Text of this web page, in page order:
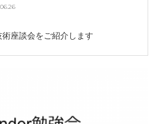
座談会をご紹介します